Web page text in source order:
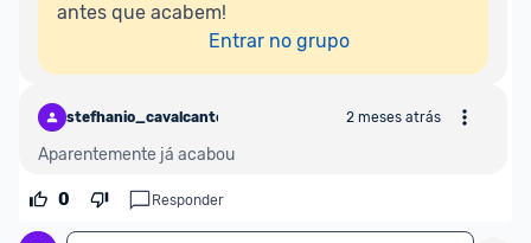
antes que acabem!
Entrar no grupo
stefhanio_cavalcante 2 meses atrás
Aparentemente já acabou
0 Responder